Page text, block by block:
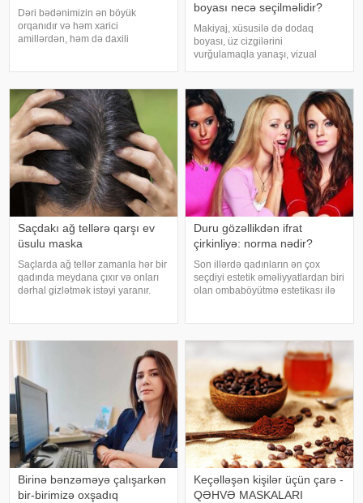
Dəri bədənimizin ən böyük
orqanıdır və həm xarici
amillərdən, həm də daxili
üçün vacibdir. Dəri baxımının
əsasları yalnız kosmeti
boyası necə seçilməlidir?
Makiyaj, xüsusilə də dodaq
boyası, üz cizgilərini
vurğulamaqla yanaşı, vizual
seçilmiş çalarlar dodaqlara
təravət, dolğunluq və gənclik
effekti qatır. Yaş artdıqc
Saçdakı ağ tellərə qarşı ev
üsulu maska
Saçlarda ağ tellər zamanla hər bir
qadında meydana çıxır və onları
dərhal gizlətmək istəyi yaranır.
korlayır: tellər quruyur, sını
Duru gözəllikdən ifrat
çirkinliyə: norma nədir?
Son illərdə qadınların ən çox
seçdiyi estetik əməliyyatlardan biri
olan ombaböyütmə estetikası ilə
arxası geri, əyri görünüşl
Birinə bənzəməyə çalışarkən
bir-birimizə oxşadıq
Keçəlləşən kişilər üçün çarə -
QƏHVƏ MASKALARI